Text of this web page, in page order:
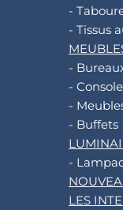
-
- Tissus
-
-
-
- Buffets
-
LES